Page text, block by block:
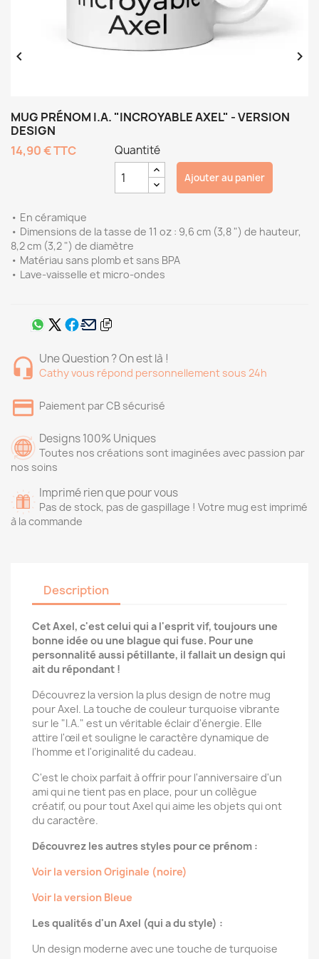
 
MUG PRÉNOM I.A. "INCROYABLE AXEL" - VERSION
DESIGN
14,90 €TTC
• En céramique
• Dimensions de la tasse de 11 oz : 9,6 cm (3,8 ") de hauteur,
8,2 cm (3,2 ") de diamètre
• Matériau sans plomb et sans BPA
• Lave-vaisselle et micro-ondes
Quantité
Ajouter au panier
Une Question ? On est là !
Cathy vous répond personnellement sous 24h
Paiement par CB sécurisé
Designs 100% Uniques
Toutes nos créations sont imaginées avec passion par
nos soins
Imprimé rien que pour vous
Pas de stock, pas de gaspillage ! Votre mug est imprimé
à la commande
Description
Cet Axel, c'est celui qui a l'esprit vif, toujours une
bonne idée ou une blague qui fuse. Pour une
personnalité aussi pétillante, il fallait un design qui
ait du répondant !
Découvrez la version la plus design de notre mug
pour Axel. La touche de couleur turquoise vibrante
sur le "I.A." est un véritable éclair d'énergie. Elle
attire l'œil et souligne le caractère dynamique de
l'homme et l'originalité du cadeau.
C'est le choix parfait à offrir pour l'anniversaire d'un
ami qui ne tient pas en place, pour un collègue
créatif, ou pour tout Axel qui aime les objets qui ont
du caractère.
Découvrez les autres styles pour ce prénom :
Voir la version Originale (noire)
Voir la version Bleue
Les qualités d'un Axel (qui a du style) :
Un design moderne avec une touche de turquoise